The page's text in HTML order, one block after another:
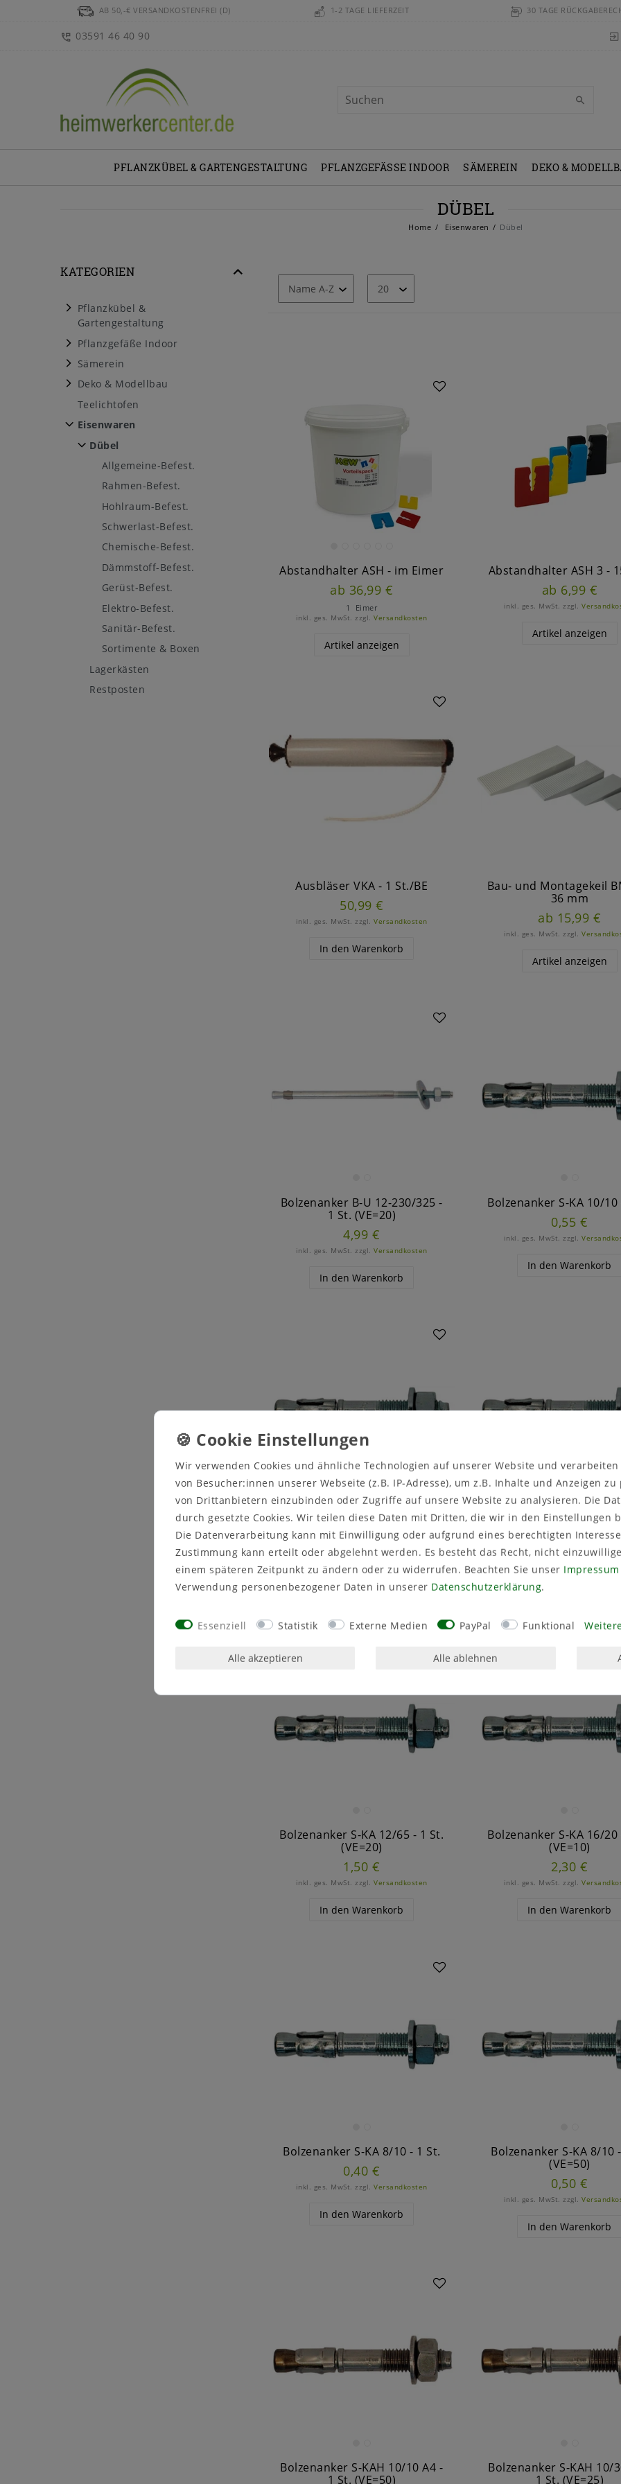
AB 50,-€ VERSANDKOSTENFREI (D) 1-2 TAGE LIEFERZEIT 30 TAGE
03591 46 40 90
PFLANZKÜBEL & GARTENGESTALTUNG PFLANZGEFÄSSE INDOOR SÄMEREIN DEKO &
DÜBEL
Home Eisenwaren Dübel
KATEGORIEN
Pflanzkübel &
Gartengestaltung
Pflanzgefäße Indoor
Sämerein
Deko & Modellbau
Teelichtofen
Eisenwaren
Dübel
Allgemeine-Befest.
Rahmen-Befest.
Hohlraum-Befest.
Schwerlast-Befest.
Chemische-Befest.
Dämmstoff-Befest.
Gerüst-Befest.
Elektro-Befest.
Sanitär-Befest.
Sortimente & Boxen
Lagerkästen
Restposten
Abstandhalter ASH - im Eimer
ab 36,99 €
1 Eimer
inkl. ges. MwSt. zzgl.Versandkosten
Artikel anzeigen
Abstandhalter ASH 3 -
ab 6,99 €
inkl. ges. MwSt. zzgl.
Artikel anzeigen
Ausbläser VKA - 1 St./BE
50,99 €
inkl. ges. MwSt. zzgl.Versandkosten
In den Warenkorb
Bau- und Montagekeil
36 mm
ab 15,99 €
inkl. ges. MwSt. zzgl.
Artikel anzeigen
Bolzenanker B-U 12-230/325 -
1 St. (VE=20)
4,99 €
inkl. ges. MwSt. zzgl.Versandkosten
In den Warenkorb
Bolzenanker S-KA 10/10
0,55 €
inkl. ges. MwSt. zzgl.
In den Warenkorb
Bolzenanker S-KA 12/20 - 1 St.
0,80 €
inkl. ges. MwSt. zzgl.Versandkosten
In den Warenkorb
Bolzenanker S-KA 12/30
0,90 €
inkl. ges. MwSt. zzgl.
In den Warenkorb
Bolzenanker S-KA 12/65 - 1 St.
(VE=20)
1,50 €
inkl. ges. MwSt. zzgl.Versandkosten
In den Warenkorb
Bolzenanker S-KA 16/20
(VE=10)
2,30 €
inkl. ges. MwSt. zzgl.
In den Warenkorb
Bolzenanker S-KA 8/10 - 1 St.
0,40 €
inkl. ges. MwSt. zzgl.Versandkosten
In den Warenkorb
Bolzenanker S-KA 8/10
(VE=50)
0,50 €
inkl. ges. MwSt. zzgl.
In den Warenkorb
Bolzenanker S-KAH 10/10 A4 -
1 St. (VE=50)
Bolzenanker S-KAH 10/
1 St. (VE=25)
Wir verwenden Cookies und ähnliche Technologien auf unserer Website und
von Besucher:innen unserer Webseite (z.B. IP-Adresse), um z.B. Inhalte und Anzeigen
von Drittanbietern einzubinden oder Zugriffe auf unsere Website zu analysieren. Die
durch gesetzte Cookies. Wir teilen diese Daten mit Dritten, die wir in den Einstellungen
Die Datenverarbeitung kann mit Einwilligung oder aufgrund eines berechtigten
Zustimmung kann erteilt oder abgelehnt werden. Es besteht das Recht, nicht
einem späteren Zeitpunkt zu ändern oder zu widerrufen. Beachten Sie unser Impressum
Verwendung personenbezogener Daten in unserer Daten­schutz­erklärung.
Essenziell Statistik Externe Medien PayPal Funktional
Alle akzeptieren Alle ablehnen